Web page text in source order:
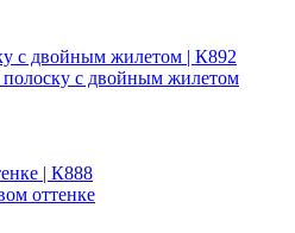
с двойным жилетом
оттенке